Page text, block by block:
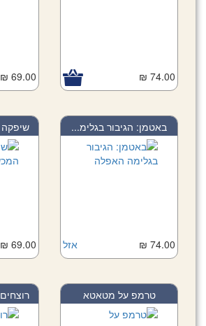
74.00 ₪
69.00 ₪
באטמן: הגיבור בגלימ...
אזל 74.00 ₪
69.00 ₪
טרמפ על מטאטא